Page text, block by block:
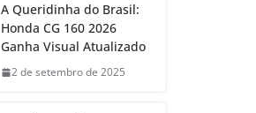
A Queridinha do Brasil:
Honda CG 160 2026
Ganha Visual Atualizado
2 de setembro de 2025